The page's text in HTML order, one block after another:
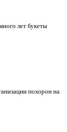
лет букеты
похорон на